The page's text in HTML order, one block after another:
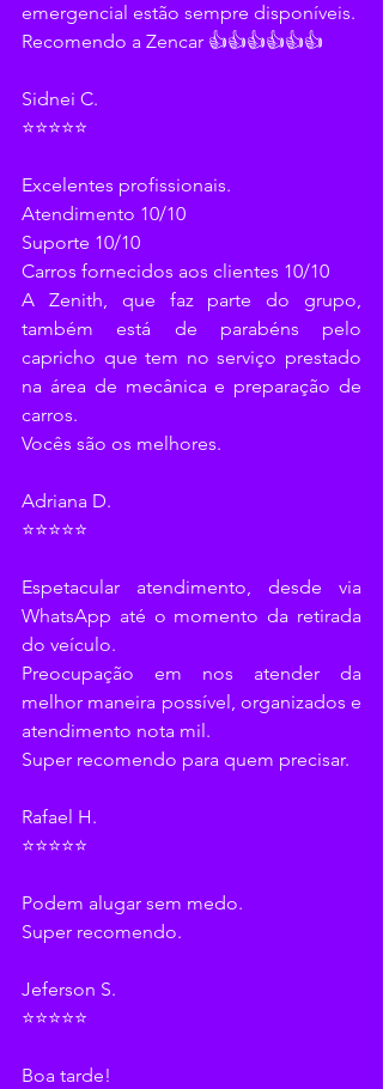
emergencial estão sempre disponíveis.
Recomendo a Zencar 👍👍👍👍👍👍
Sidnei C.
⭐⭐⭐⭐⭐
Excelentes profissionais.
Atendimento 10/10
Suporte 10/10
Carros fornecidos aos clientes 10/10
A Zenith, que faz parte do grupo,
também está de parabéns pelo
capricho que tem no serviço prestado
na área de mecânica e preparação de
carros.
Vocês são os melhores.
Adriana D.
⭐⭐⭐⭐⭐
Espetacular atendimento, desde via
WhatsApp até o momento da retirada
do veículo.
Preocupação em nos atender da
melhor maneira possível, organizados e
atendimento nota mil.
Super recomendo para quem precisar.
Rafael H.
⭐⭐⭐⭐⭐
Podem alugar sem medo.
Super recomendo.
Jeferson S.
⭐⭐⭐⭐⭐
Boa tarde!